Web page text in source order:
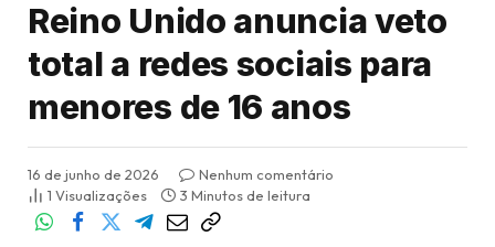
Reino Unido anuncia veto
total a redes sociais para
menores de 16 anos
16 de junho de 2026
Nenhum comentário
1 Visualizações 3 Minutos de leitura